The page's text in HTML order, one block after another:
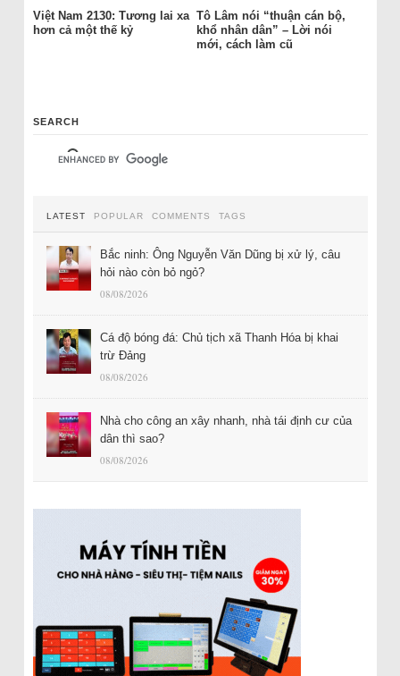
Việt Nam 2130: Tương lai xa
hơn cả một thế kỷ
Tô Lâm nói “thuận cán bộ,
khổ nhân dân” – Lời nói
mới, cách làm cũ
SEARCH
LATEST POPULAR COMMENTS TAGS
Bắc ninh: Ông Nguyễn Văn Dũng bị xử lý, câu
hỏi nào còn bỏ ngỏ?
08/08/2026
Cá độ bóng đá: Chủ tịch xã Thanh Hóa bị khai
trừ Đảng
08/08/2026
Nhà cho công an xây nhanh, nhà tái định cư của
dân thì sao?
08/08/2026